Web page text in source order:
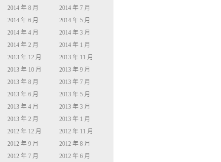
2014 年 8 月
2014 年 7 月
2014 年 6 月
2014 年 5 月
2014 年 4 月
2014 年 3 月
2014 年 2 月
2014 年 1 月
2013 年 12 月
2013 年 11 月
2013 年 10 月
2013 年 9 月
2013 年 8 月
2013 年 7 月
2013 年 6 月
2013 年 5 月
2013 年 4 月
2013 年 3 月
2013 年 2 月
2013 年 1 月
2012 年 12 月
2012 年 11 月
2012 年 9 月
2012 年 8 月
2012 年 7 月
2012 年 6 月